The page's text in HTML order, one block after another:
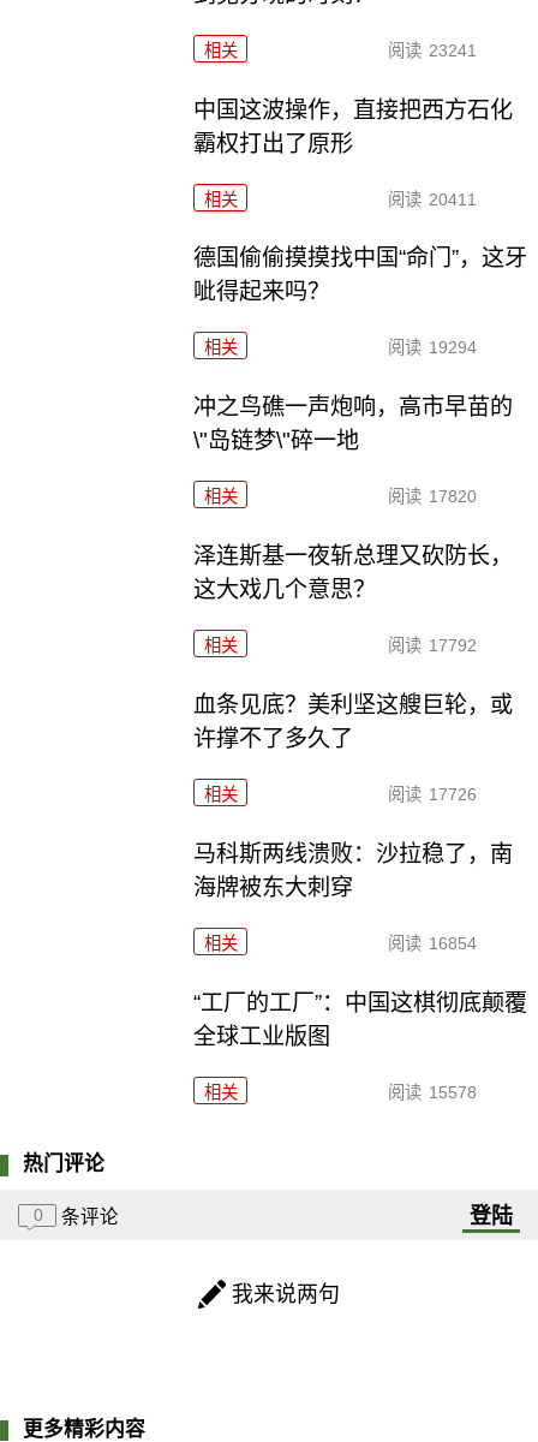
相关 阅读 23241
中国这波操作，直接把西方石化
霸权打出了原形
相关 阅读 20411
德国偷偷摸摸找中国“命门”，这牙
呲得起来吗？
相关 阅读 19294
冲之鸟礁一声炮响，高市早苗的
\"岛链梦\"碎一地
相关 阅读 17820
泽连斯基一夜斩总理又砍防长，
这大戏几个意思？
相关 阅读 17792
血条见底？美利坚这艘巨轮，或
许撑不了多久了
相关 阅读 17726
马科斯两线溃败：沙拉稳了，南
海牌被东大刺穿
相关 阅读 16854
“工厂的工厂”：中国这棋彻底颠覆
全球工业版图
相关 阅读 15578
热门评论
0 条评论 登陆
我来说两句
更多精彩内容